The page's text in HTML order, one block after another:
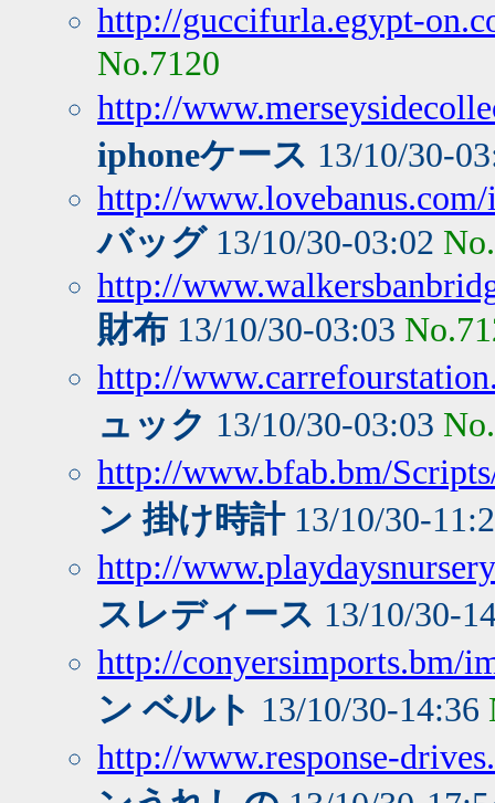
http://guccifurla.egypt-
No.7120
http://
iphoneケース 13/10/30-
http://
バッグ13/10/30-03:02
http://
財布 13/10/30-03:03
http://
ュック 13/10/30-03:03
http://www.bfab.bm/
ン 掛け時計13/10/30-
http://
スレディース 13/10/30-
http://conyersimports.bm/
ン ベルト 13/10/30-14:36
http://www.response-